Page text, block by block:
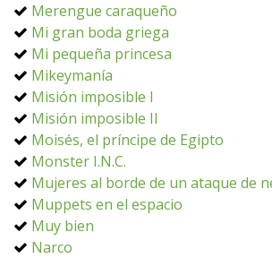
Merengue caraqueño
Mi gran boda griega
Mi pequeña princesa
Mikeymanía
Misión imposible I
Misión imposible II
Moisés, el príncipe de Egipto
Monster I.N.C.
Mujeres al borde de un ataque de
Muppets en el espacio
Muy bien
Narco